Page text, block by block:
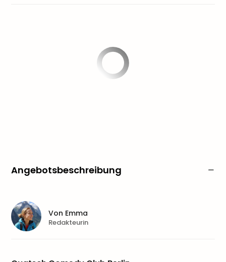
Angebotsbeschreibung
Von Emma
Redakteurin